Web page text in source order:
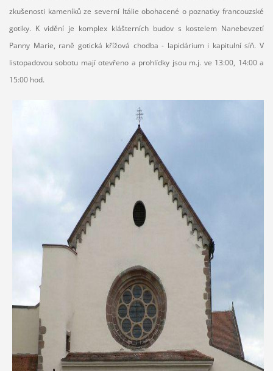
zkušenosti kameníků ze severní Itálie obohacené o poznatky francouzské
gotiky. K vidění je komplex klášterních budov s kostelem Nanebevzetí
Panny Marie, raně gotická křížová chodba - lapidárium i kapitulní síň. V
listopadovou sobotu mají otevřeno a prohlídky jsou m.j. ve 13:00, 14:00 a
15:00 hod.